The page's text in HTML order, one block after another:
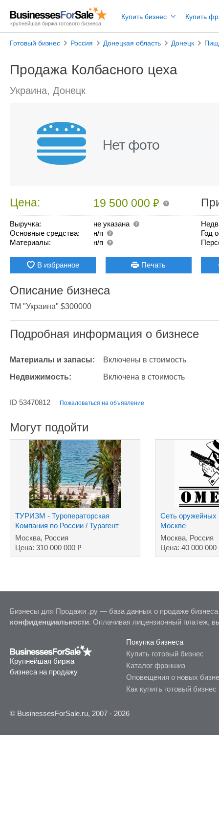
крупнейшая биржа готового бизнеса
Купить бизнес Купить
Готовый бизнес Россия Донецкая область Донецк
Продажа Колбасного цеха
Украина, Донецк
Цена: 19 500 000₽
Выручка:
не указана
Основные средства:
н/п
Материалы:
н/п
Год
В избранное Печать
Описание бизнеса
ТМ "Украина" $300000
Подробная информация о бизнесе
Материалы и запасы: Включены в стоимость
Недвижимость: Включена в стоимость
ID 53470812 Пожаловаться на объявление
Могут подойти
ТУРИЗМ - Туроператорская
Компания по России / Турагент
туров за рубеж
Москва, Россия
Цена: 310 000 000 ₽
Сеть оружейных
Москве
Москва, Россия
Цена: 40 000 000
Бизнесы для Продажи .ру — база данных о продаже
конфиденциальности. Оплачивая лицензионный платеж,
Крупнейшая биржа
бизнеса на продажу
Покупка бизнеса
Купить готовый бизнес
Каталог франшиз
Оповещения о новых
Как купить готовый бизнес
© BusinessesForSale.ru, 2007 - 2026